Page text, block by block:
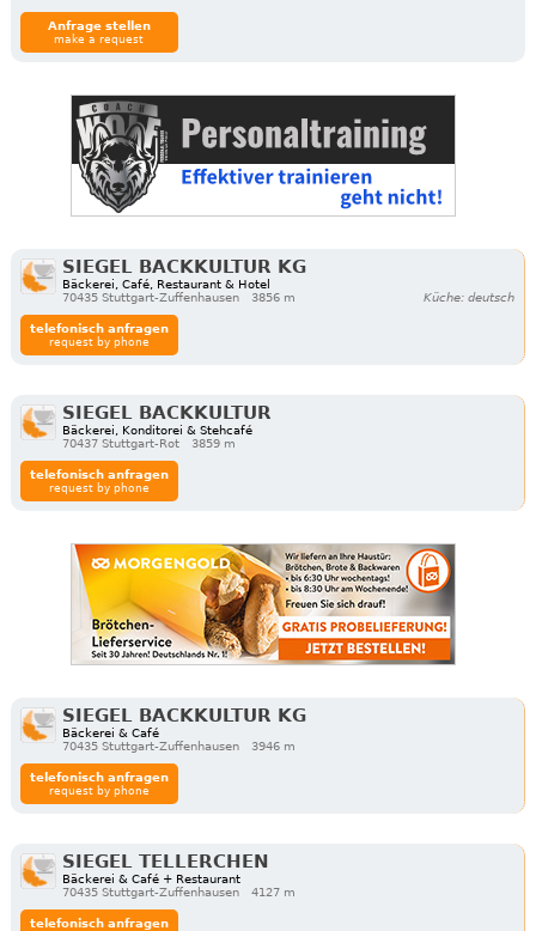
Anfrage stellen
make a request
SIEGEL BACKKULTUR KG
Bäckerei, Café, Restaurant & Hotel
70435 Stuttgart-Zuffenhausen
3856 m Küche: deutsch
telefonisch anfragen
request by phone
SIEGEL BACKKULTUR
Bäckerei, Konditorei & Stehcafé
70437 Stuttgart-Rot
3859 m
telefonisch anfragen
request by phone
SIEGEL BACKKULTUR KG
Bäckerei & Café
70435 Stuttgart-Zuffenhausen
3946 m
telefonisch anfragen
request by phone
SIEGEL TELLERCHEN
Bäckerei & Café + Restaurant
70435 Stuttgart-Zuffenhausen
4127 m
telefonisch anfragen